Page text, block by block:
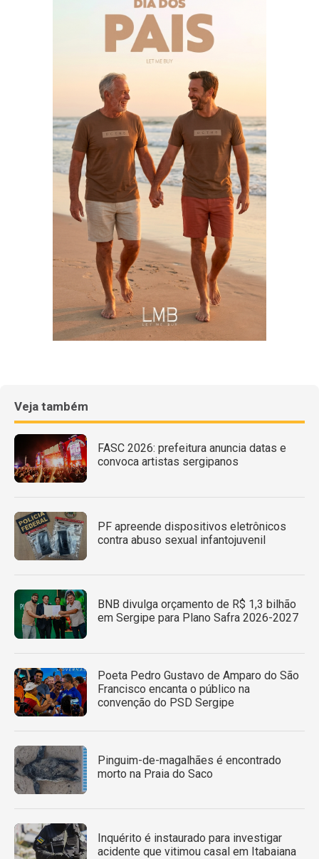
Veja também
FASC 2026: prefeitura anuncia datas e
convoca artistas sergipanos
PF apreende dispositivos eletrônicos
contra abuso sexual infantojuvenil
BNB divulga orçamento de R$ 1,3 bilhão
em Sergipe para Plano Safra 2026-2027
Poeta Pedro Gustavo de Amparo do São
Francisco encanta o público na
convenção do PSD Sergipe
Pinguim-de-magalhães é encontrado
morto na Praia do Saco
Inquérito é instaurado para investigar
acidente que vitimou casal em Itabaiana